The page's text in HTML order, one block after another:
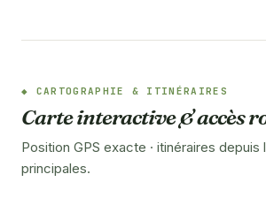
CARTOGRAPHIE & ITINÉRAIRES
Carte interactive & accès
Position GPS exacte · itinéraires depuis
principales.